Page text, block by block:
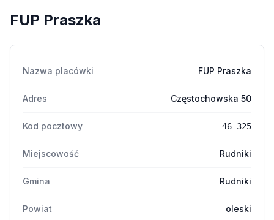
FUP Praszka
Nazwa placówki FUP Praszka
Adres Częstochowska 50
Kod pocztowy 46-325
Miejscowość Rudniki
Gmina Rudniki
Powiat oleski